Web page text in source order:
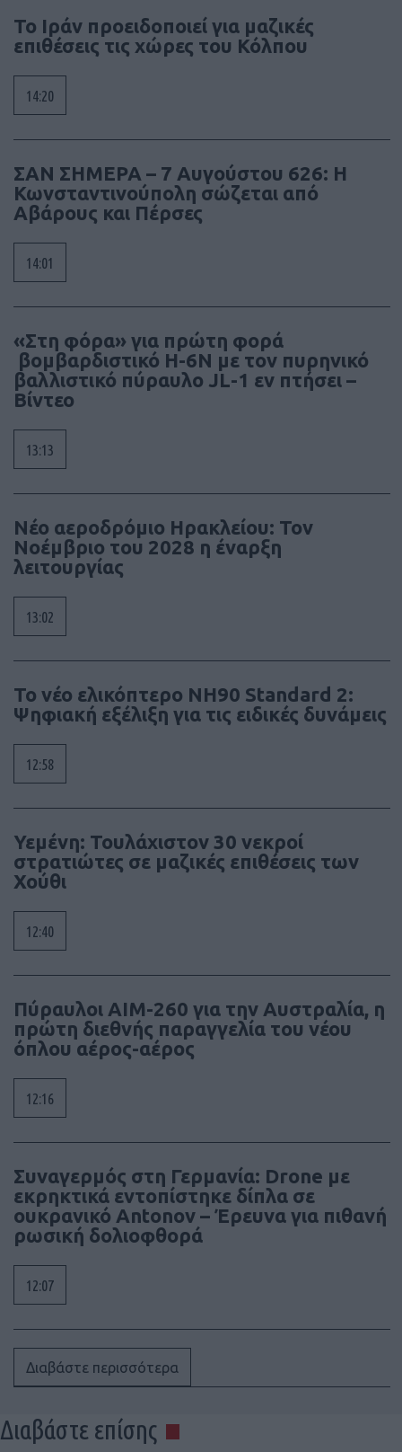
Το Ιράν προειδοποιεί για μαζικές
επιθέσεις τις χώρες του Κόλπου
14:20
ΣΑΝ ΣΗΜΕΡΑ – 7 Αυγούστου 626: Η
Κωνσταντινούπολη σώζεται από
Αβάρους και Πέρσες
14:01
«Στη φόρα» για πρώτη φορά
βομβαρδιστικό H-6N με τον πυρηνικό
βαλλιστικό πύραυλο JL-1 εν πτήσει –
Βίντεο
13:13
Νέο αεροδρόμιο Ηρακλείου: Τον
Νοέμβριο του 2028 η έναρξη
λειτουργίας
13:02
To νέο ελικόπτερο NH90 Standard 2:
Ψηφιακή εξέλιξη για τις ειδικές δυνάμεις
12:58
Υεμένη: Τουλάχιστον 30 νεκροί
στρατιώτες σε μαζικές επιθέσεις των
Χούθι
12:40
Πύραυλοι AIM-260 για την Αυστραλία, η
πρώτη διεθνής παραγγελία του νέου
όπλου αέρος-αέρος
12:16
Συναγερμός στη Γερμανία: Drone με
εκρηκτικά εντοπίστηκε δίπλα σε
ουκρανικό Antonov – Έρευνα για πιθανή
ρωσική δολιοφθορά
12:07
Διαβάστε περισσότερα
Διαβάστε επίσης